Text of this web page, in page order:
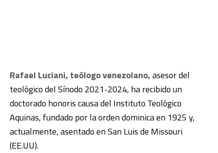
Rafael Luciani, teólogo venezolano,asesor del
teológico del Sínodo 2021-2024, ha recibido un
doctorado honoris causa del Instituto Teológico
Aquinas, fundado por la orden dominica en 1925 y,
actualmente, asentado en San Luis de Missouri
(EE.UU).